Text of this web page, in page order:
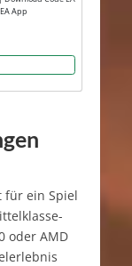
App
für ein Spiel
oder AMD